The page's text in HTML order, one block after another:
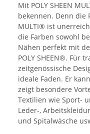
Mit POLY SHEEN
bekennen. Denn die
MULTI® ist
die Farben sowohl
Nähen perfekt mit
POLY SHEEN®. Für
zeitgenössische
ideale Faden. Er
zeigt besondere
Textilien wie Sport-
Leder-,
und Spitalwäsche